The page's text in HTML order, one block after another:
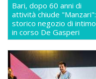
Bari, dopo 60 anni di
attività chiude "Manzari":
storico negozio di intimo
in corso De Gasperi